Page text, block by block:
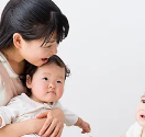
保育教諭
幼稚園教諭